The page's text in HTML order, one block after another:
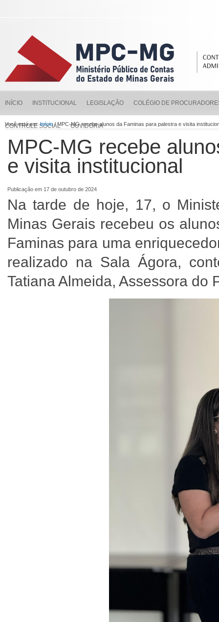
INÍCIO INSTITUCIONAL LEGISLAÇÃO COLÉGIO DE
CONTROLE SOCIAL OUVIDORIA
Você está em:Início/ MPC-MG recebe alunos da Faminas para palestra e visita
MPC-MG recebe
e visita institucional
Publicação em 17 de outubro de 2024
Na tarde de hoje, 17, o
Minas Gerais recebeu os
Faminas para uma
realizado na Sala Ágora,
Tatiana Almeida, Assessora